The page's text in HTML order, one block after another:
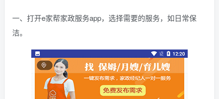
一、打开e家帮家政服务app，选择需要的服务，如日常保
洁。